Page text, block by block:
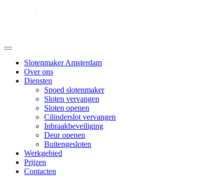
Slotenmaker Amsterdam
Over ons
Diensten
Spoed slotenmaker
Sloten vervangen
Sloten openen
Cilinderslot vervangen
Inbraakbeveiliging
Deur openen
Buitengesloten
Werkgebied
Prijzen
Contacten